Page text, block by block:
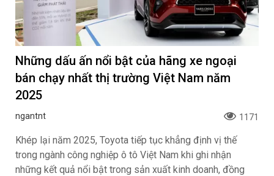
Những dấu ấn nổi bật của hãng xe ngoại
bán chạy nhất thị trường Việt Nam năm
2025
ngantnt 1171
Khép lại năm 2025, Toyota tiếp tục khẳng định vị thế
trong ngành công nghiệp ô tô Việt Nam khi ghi nhận
những kết quả nổi bật trong sản xuất kinh doanh, đồng